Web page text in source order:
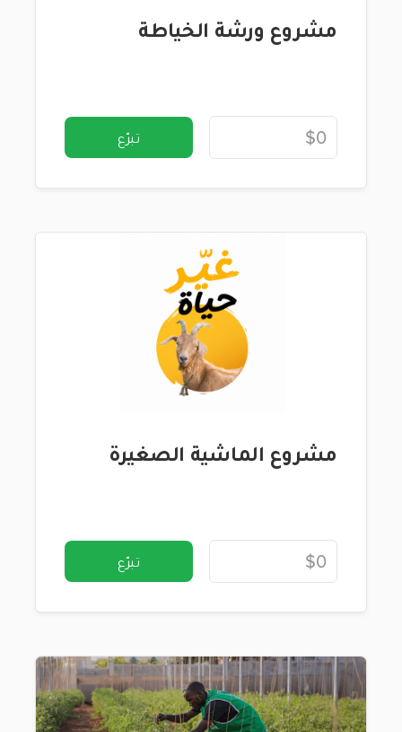
مشروع ورشة الخياطة
تبرّع
مشروع الماشية الصغيرة
تبرّع